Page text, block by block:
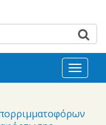
Toggle